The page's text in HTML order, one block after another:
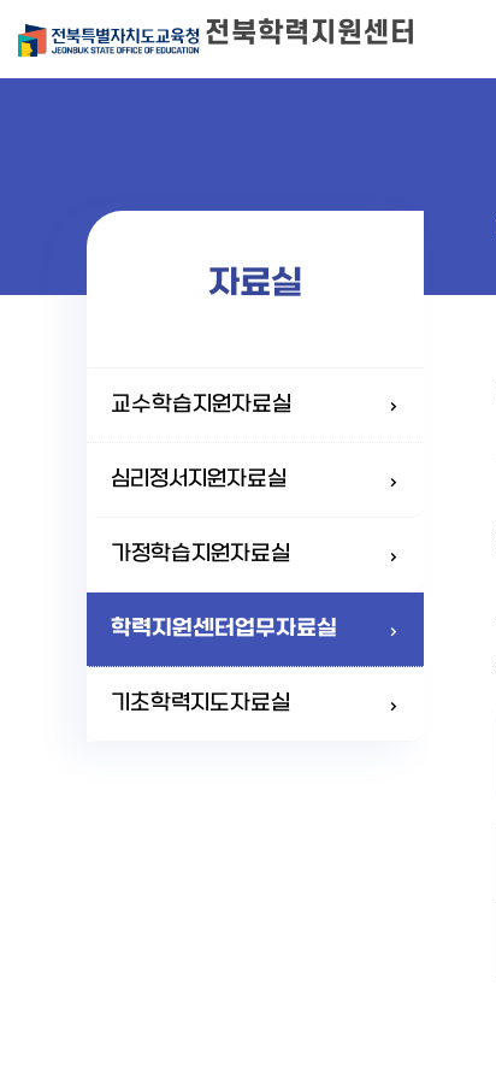
전북학력지원센터
자료실
교수학습지원자료실
심리정서지원자료실
가정학습지원자료실
학력지원센터업무자료실
기초학력지도자료실